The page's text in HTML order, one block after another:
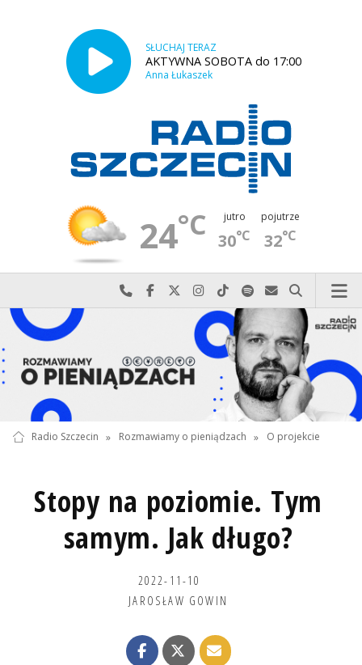
SŁUCHAJ TERAZ
AKTYWNA SOBOTA do 17:00
Anna Łukaszek
24°C jutro
30°C
pojutrze
32°C
Najlepiej po prostu do nas zadzwoń
Odwiedź nas na Facebook-u
Odwiedź nas na X
Odwiedź nas na Instagram-ie
Odwiedź nas na TikTok-u
Szukaj nas na Spotify
Wyślij do nas
Szukaj
Radio Szczecin » Rozmawiamy o pieniądzach » O projekcie
Stopy na poziomie. Tym
samym. Jak długo?
2022-11-10
JAROSŁAW GOWIN